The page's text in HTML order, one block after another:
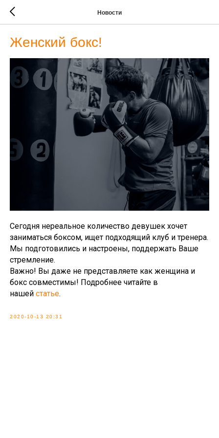
Новости
Женский бокс!
Сегодня нереальное количество девушек хочет
заниматься боксом, ищет подходящий клуб и тренера.
Мы подготовились и настроены, поддержать Ваше
стремление.
Важно! Вы даже не представляете как женщина и
бокс совместимы! Подробнее читайте в
нашей статье.
2020-10-13 20:31